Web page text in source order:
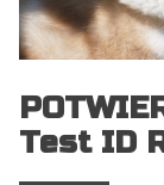
Test ID